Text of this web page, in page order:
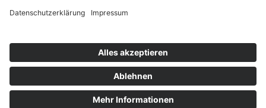
Impressum
Jahrbuch
Cookie-Einstellungen